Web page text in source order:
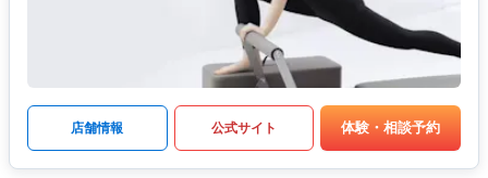
店舗情報 公式サイト 体験・相談予約